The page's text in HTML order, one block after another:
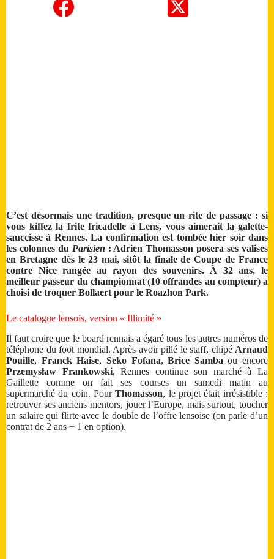
C’est désormais une tradition, presque un rite de passage : si
vous kiffez la frite fricadelle à Lens, vous aimerait la galette-
sauccisse à Rennes. La confirmation est tombée hier soir dans
les colonnes du Parisien : Adrien Thomasson posera ses valises
en Bretagne dès le 23 mai, sitôt la finale de Coupe de France
contre Nice rangée au rayon des souvenirs. À 32 ans, le
meilleur passeur du championnat (10 offrandes au compteur) a
choisi de troquer Bollaert pour le Roazhon Park.
Le catalogue lensois, version « Illimité »
Il faut croire que le board rennais a égaré tous les autres numéros de
téléphone du foot mondial. Après avoir pillé le staff, chipé Arnaud
Pouille, Franck Haise, Seko Fofana,Brice Samba ou encore
Przemysław Frankowski, Rennes continue son marché à La
Gaillette comme on fait ses courses un samedi matin au
supermarché du coin. PourThomasson, le projet était irrésistible :
retrouver ses anciens mentors, jouer l’Europe, mais surtout, toucher
un salaire qui flirte avec le double de l’offre lensoise (on parle d’un
contrat de 2 ans + 1 en option).